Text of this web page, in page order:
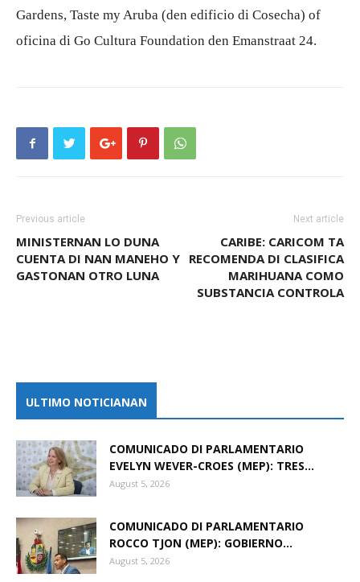
Gardens, Taste my Aruba (den edificio di Cosecha) of
oficina di Go Cultura Foundation den Emanstraat 24.
Previous article
MINISTERNAN LO DUNA
CUENTA DI NAN MANEHO Y
GASTONAN OTRO LUNA
Next article
CARIBE: CARICOM TA
RECOMENDA DI CLASIFICA
MARIHUANA COMO
SUBSTANCIA CONTROLA
ULTIMO NOTICIANAN
COMUNICADO DI PARLAMENTARIO
EVELYN WEVER-CROES (MEP): TRES...
August 5, 2026
COMUNICADO DI PARLAMENTARIO
ROCCO TJON (MEP): GOBIERNO...
August 5, 2026